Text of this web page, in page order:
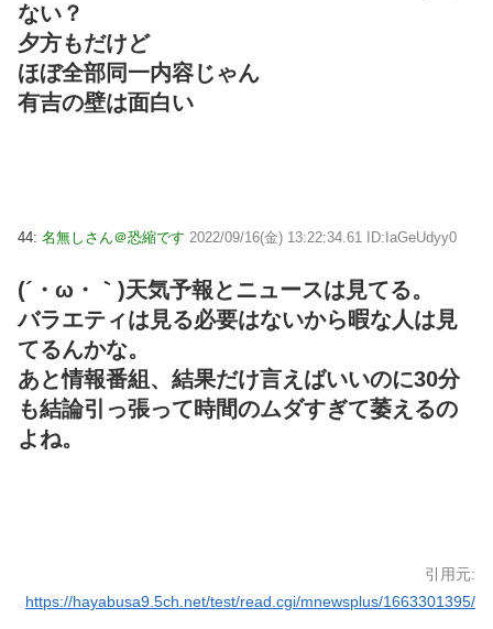
ない？
夕方もだけど
ほぼ全部同一内容じゃん
有吉の壁は面白い
44: 名無しさん＠恐縮です 2022/09/16(金) 13:22:34.61 ID:IaGeUdyy0
(´・ω・｀)天気予報とニュースは見てる。
バラエティは見る必要はないから暇な人は見
てるんかな。
あと情報番組、結果だけ言えばいいのに30分
も結論引っ張って時間のムダすぎて萎えるの
よね。
引用元:
https://hayabusa9.5ch.net/test/read.cgi/mnewsplus/1663301395/